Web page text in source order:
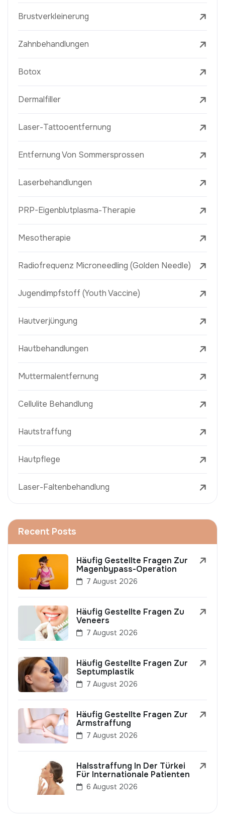
Brustverkleinerung
Zahnbehandlungen
Botox
Dermalfiller
Laser-Tattooentfernung
Entfernung Von Sommersprossen
Laserbehandlungen
PRP-Eigenblutplasma-Therapie
Mesotherapie
Radiofrequenz Microneedling (Golden Needle)
Jugendimpfstoff (Youth Vaccine)
Hautverjüngung
Hautbehandlungen
Muttermalentfernung
Cellulite Behandlung
Hautstraffung
Hautpflege
Laser-Faltenbehandlung
Recent Posts
Häufig Gestellte Fragen Zur
Magenbypass-Operation
7 August 2026
Häufig Gestellte Fragen Zu
Veneers
7 August 2026
Häufig Gestellte Fragen Zur
Septumplastik
7 August 2026
Häufig Gestellte Fragen Zur
Armstraffung
7 August 2026
Halsstraffung In Der Türkei
Für Internationale Patienten
6 August 2026